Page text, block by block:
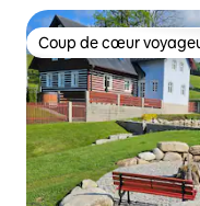
Coup de cœur
Coup de cœur